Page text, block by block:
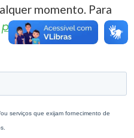
momento. Para
política de